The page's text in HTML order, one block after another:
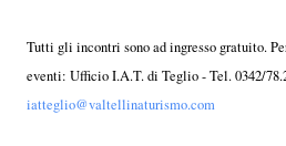
Tutti gli incontri sono ad ingresso gratuito.
eventi: Ufficio I.A.T. di Teglio - Tel. 0342/
iatteglio@valtellinaturismo.com